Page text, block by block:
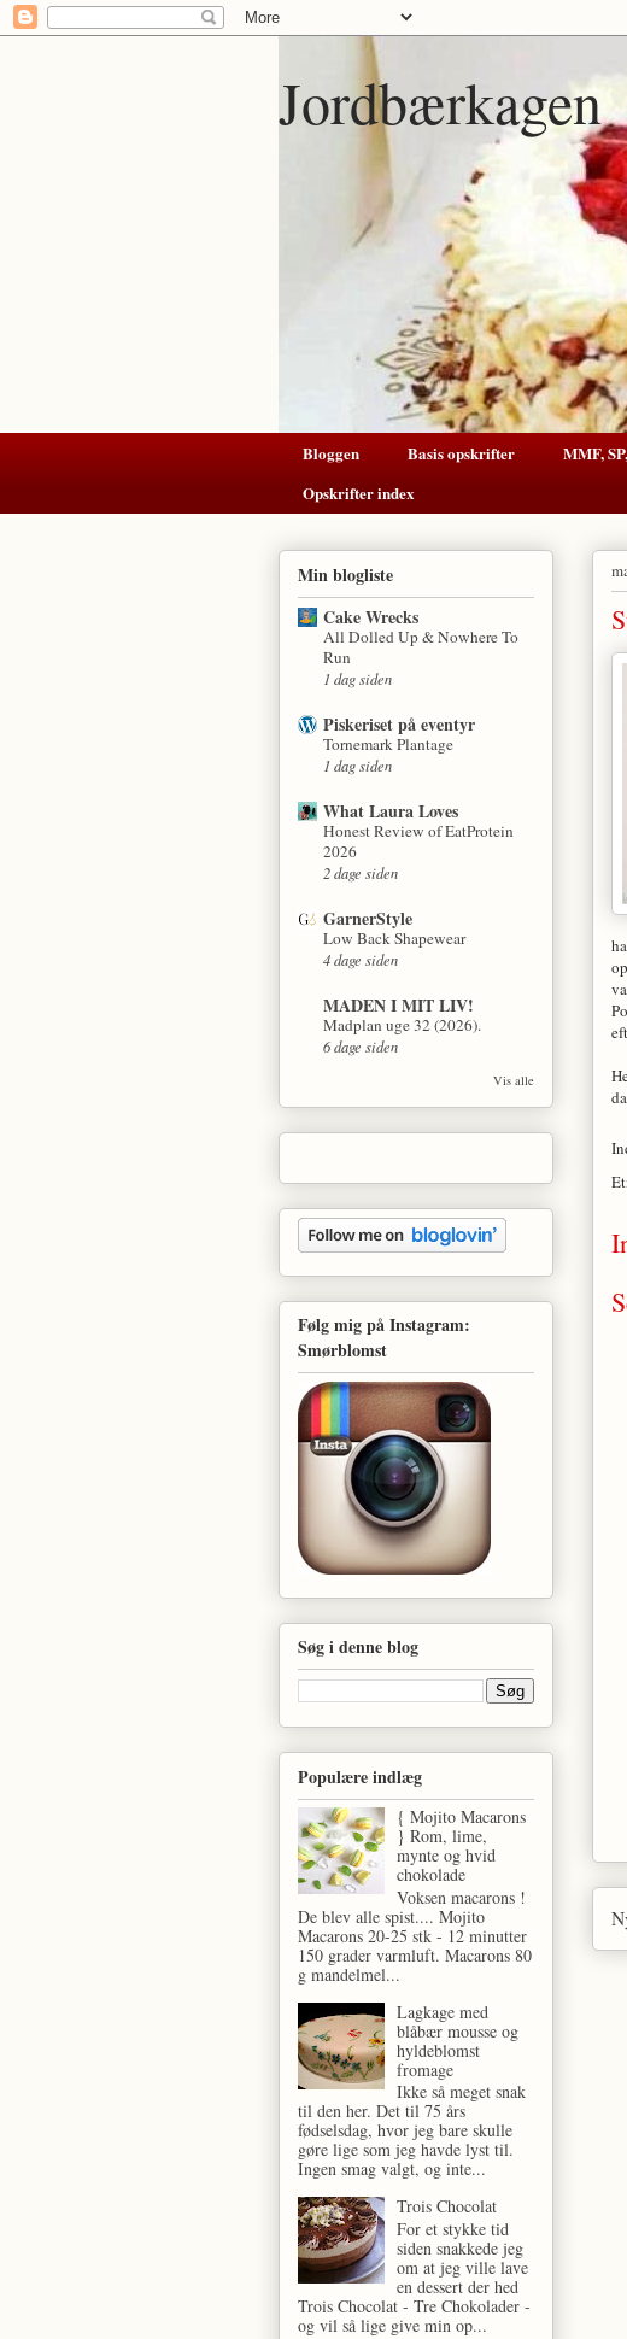
Jordbærkagen
Bloggen Basis opskrifter MMF,
Opskrifter index
Min blogliste
Cake Wrecks
All Dolled Up & Nowhere To
Run
1 dag siden
Piskeriset på eventyr
Tornemark Plantage
1 dag siden
What Laura Loves
Honest Review of EatProtein
2026
2 dage siden
GarnerStyle
Low Back Shapewear
4 dage siden
MADEN I MIT LIV!
Madplan uge 32 (2026).
6 dage siden
Vis alle
Følg mig på Instagram:
Smørblomst
Søg i denne blog
Populære indlæg
{ Mojito Macarons
} Rom, lime,
mynte og hvid
chokolade
Voksen macarons !
De blev alle spist.... Mojito
Macarons 20-25 stk - 12 minutter
150 grader varmluft. Macarons 80
g mandelmel...
Lagkage med
blåbær mousse og
hyldeblomst
fromage
Ikke så meget snak
til den her. Det til 75 års
fødselsdag, hvor jeg bare skulle
gøre lige som jeg havde lyst til.
Ingen smag valgt, og inte...
Trois Chocolat
For et stykke tid
siden snakkede jeg
om at jeg ville lave
en dessert der hed
Trois Chocolat - Tre Chokolader -
og vil så lige give min op...